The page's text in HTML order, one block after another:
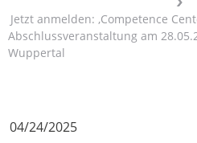
Jetzt anmelden: ‚Competence
Abschlussveranstaltung am
Wuppertal
04/24/2025